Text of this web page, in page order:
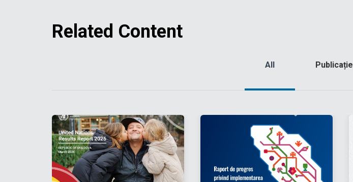
Related Content
All Publicație